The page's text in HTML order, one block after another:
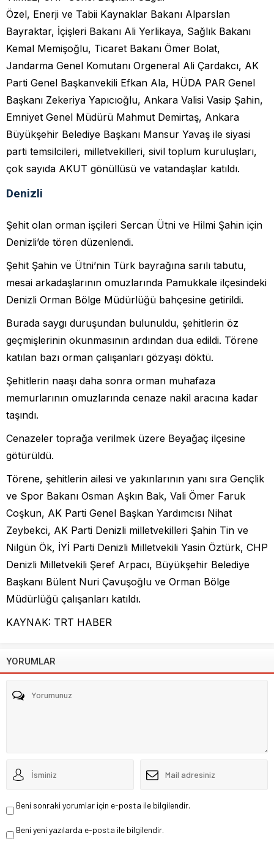
Özel, Enerji ve Tabii Kaynaklar Bakanı Alparslan
Bayraktar, İçişleri Bakanı Ali Yerlikaya, Sağlık Bakanı
Kemal Memişoğlu, Ticaret Bakanı Ömer Bolat,
Jandarma Genel Komutanı Orgeneral Ali Çardakcı, AK
Parti Genel Başkanvekili Efkan Ala, HÜDA PAR Genel
Başkanı Zekeriya Yapıcıoğlu, Ankara Valisi Vasip Şahin,
Emniyet Genel Müdürü Mahmut Demirtaş, Ankara
Büyükşehir Belediye Başkanı Mansur Yavaş ile siyasi
parti temsilcileri, milletvekilleri, sivil toplum kuruluşları,
çok sayıda AKUT gönüllüsü ve vatandaşlar katıldı.
Denizli
Şehit olan orman işçileri Sercan Ütni ve Hilmi Şahin için
Denizli’de tören düzenlendi.
Şehit Şahin ve Ütni’nin Türk bayrağına sarılı tabutu,
mesai arkadaşlarının omuzlarında Pamukkale ilçesindeki
Denizli Orman Bölge Müdürlüğü bahçesine getirildi.
Burada saygı duruşundan bulunuldu, şehitlerin öz
geçmişlerinin okunmasının ardından dua edildi. Törene
katılan bazı orman çalışanları gözyaşı döktü.
Şehitlerin naaşı daha sonra orman muhafaza
memurlarının omuzlarında cenaze nakil aracına kadar
taşındı.
Cenazeler toprağa verilmek üzere Beyağaç ilçesine
götürüldü.
Törene, şehitlerin ailesi ve yakınlarının yanı sıra Gençlik
ve Spor Bakanı Osman Aşkın Bak, Vali Ömer Faruk
Coşkun, AK Parti Genel Başkan Yardımcısı Nihat
Zeybekci, AK Parti Denizli milletvekilleri Şahin Tin ve
Nilgün Ök, İYİ Parti Denizli Milletvekili Yasin Öztürk, CHP
Denizli Milletvekili Şeref Arpacı, Büyükşehir Belediye
Başkanı Bülent Nuri Çavuşoğlu ve Orman Bölge
Müdürlüğü çalışanları katıldı.
KAYNAK: TRT HABER
YORUMLAR
Beni sonraki yorumlar için e-posta ile bilgilendir.
Beni yeni yazılarda e-posta ile bilgilendir.